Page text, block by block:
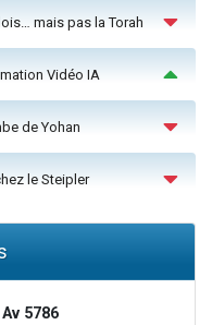
mais pas la Torah
Vidéo IA
de Yohan
le Steipler
5786